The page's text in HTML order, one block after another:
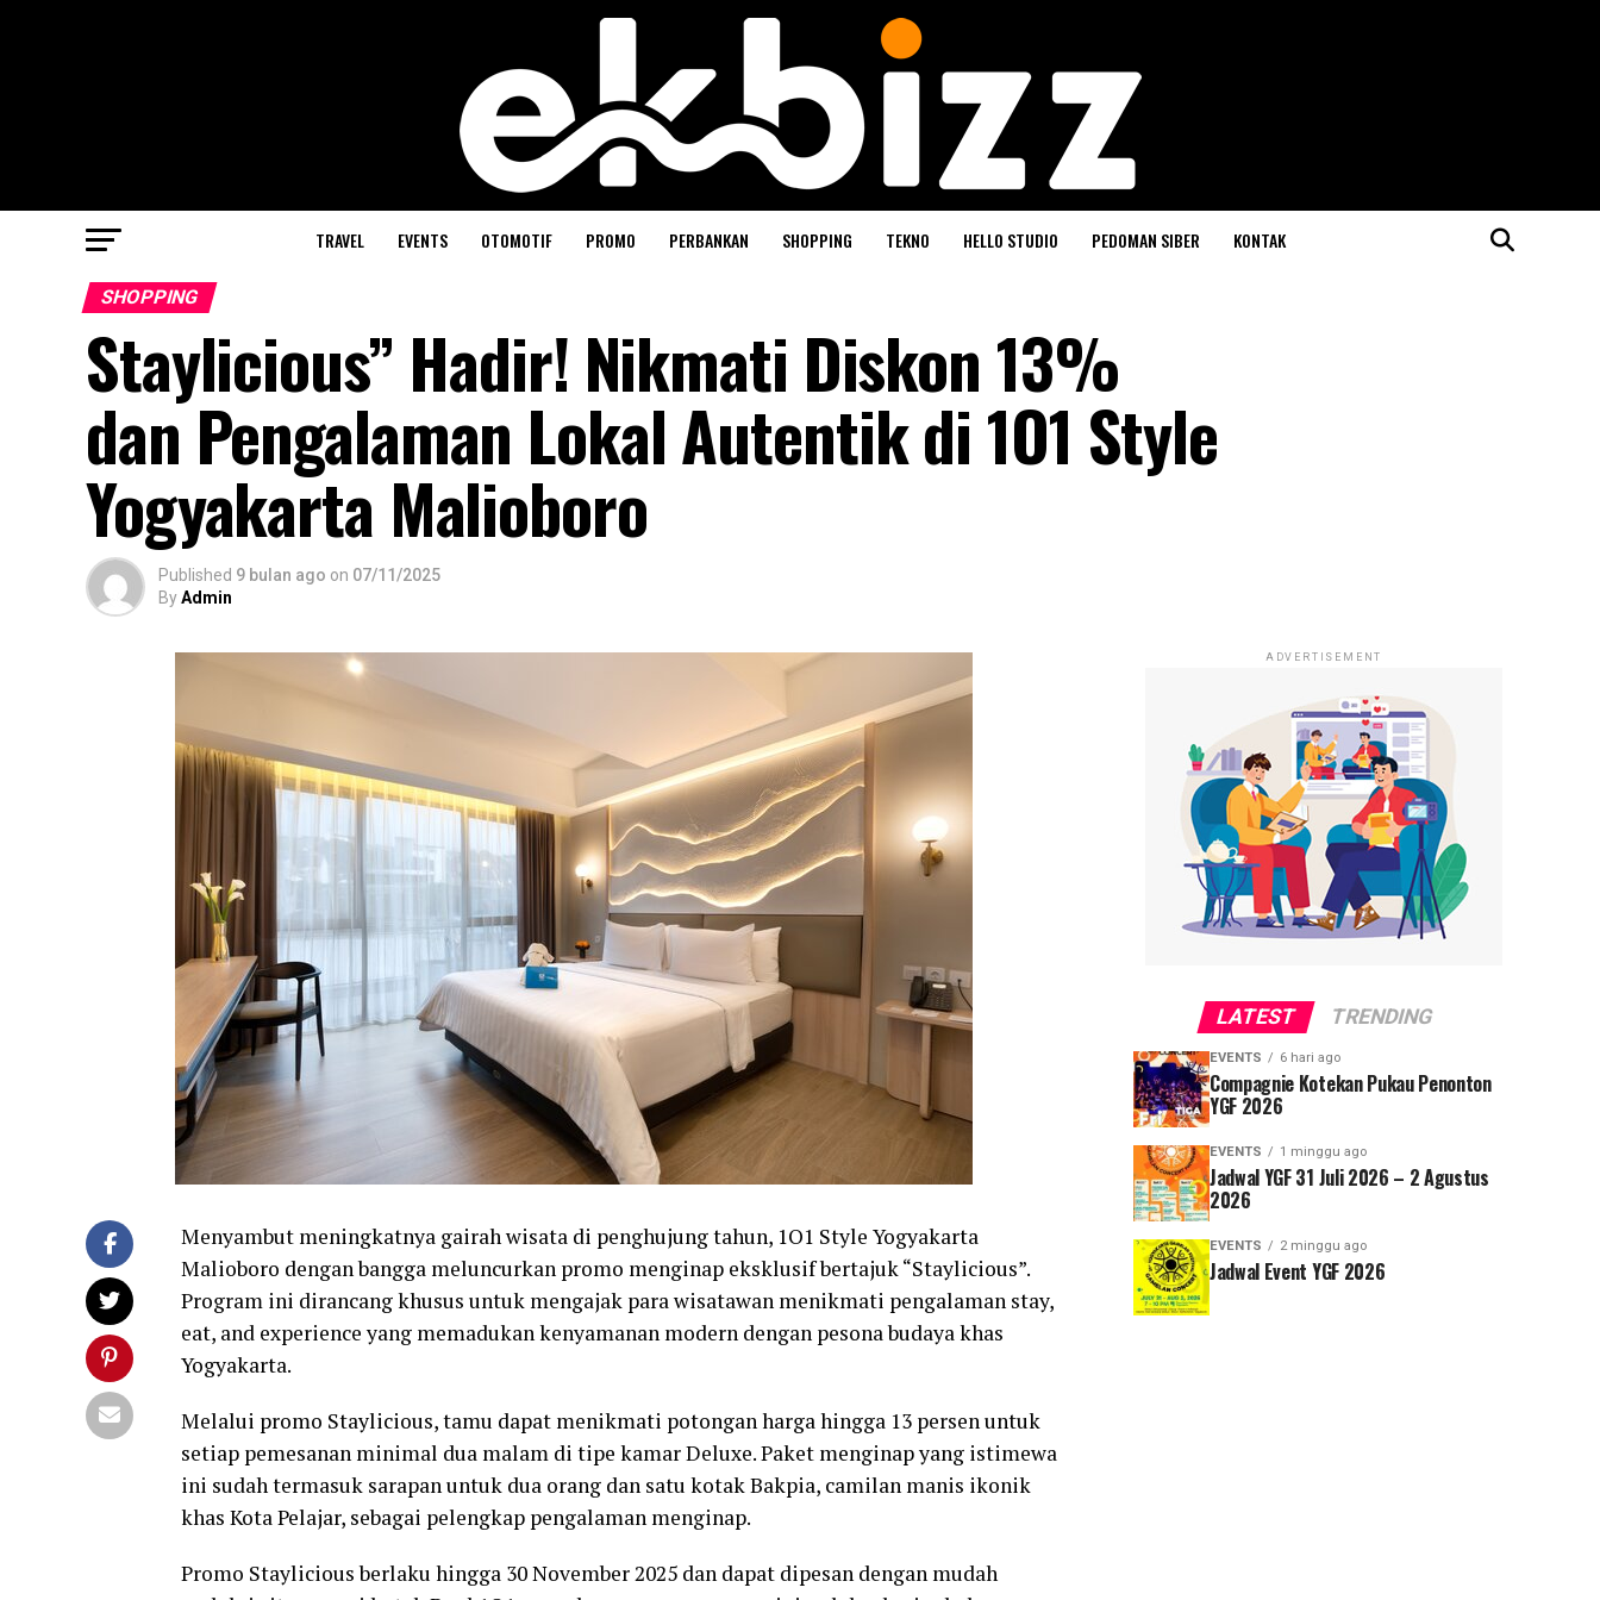
TRAVEL EVENTS OTOMOTIF PROMO PERBANKAN SHOPPING TEKNO HELLO STUDIO PEDOMAN SIBER KONTAK
SHOPPING
Staylicious” Hadir! Nikmati Diskon 13%
dan Pengalaman Lokal Autentik di 1O1 Style
Yogyakarta Malioboro
Published 9 bulan ago on 07/11/2025
ByAdmin
Menyambut meningkatnya gairah wisata di penghujung tahun, 1O1 Style Yogyakarta
Malioboro dengan bangga meluncurkan promo menginap eksklusif bertajuk “Staylicious”.
Program ini dirancang khusus untuk mengajak para wisatawan menikmati pengalaman stay,
eat, and experience yang memadukan kenyamanan modern dengan pesona budaya khas
Yogyakarta.
Melalui promo Staylicious, tamu dapat menikmati potongan harga hingga 13 persen untuk
setiap pemesanan minimal dua malam di tipe kamar Deluxe. Paket menginap yang istimewa
ini sudah termasuk sarapan untuk dua orang dan satu kotak Bakpia, camilan manis ikonik
khas Kota Pelajar, sebagai pelengkap pengalaman menginap.
Promo Staylicious berlaku hingga 30 November 2025 dan dapat dipesan dengan mudah
ADVERTISEMENT
LATEST TRENDING
EVENTS 6 hari ago
Compagnie Kotekan Pukau Penonton
YGF 2026
EVENTS 1 minggu ago
Jadwal YGF 31 Juli 2026 – 2 Agustus
2026
EVENTS 2 minggu ago
Jadwal Event YGF 2026